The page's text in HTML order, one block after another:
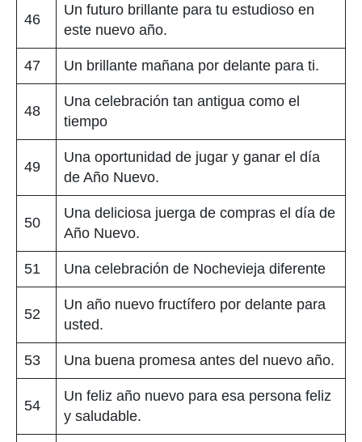
46
Un futuro brillante para tu estudioso en
este nuevo año.
47 Un brillante mañana por delante para ti.
48
Una celebración tan antigua como el
tiempo
49
Una oportunidad de jugar y ganar el día
de Año Nuevo.
50
Una deliciosa juerga de compras el día de
Año Nuevo.
51 Una celebración de Nochevieja diferente
52
Un año nuevo fructífero por delante para
usted.
53 Una buena promesa antes del nuevo año.
54
Un feliz año nuevo para esa persona feliz
y saludable.